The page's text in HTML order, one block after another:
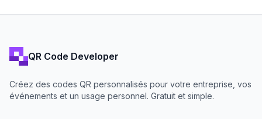
QR Code Developer
Créez des codes QR personnalisés pour votre entreprise, vos
événements et un usage personnel. Gratuit et simple.